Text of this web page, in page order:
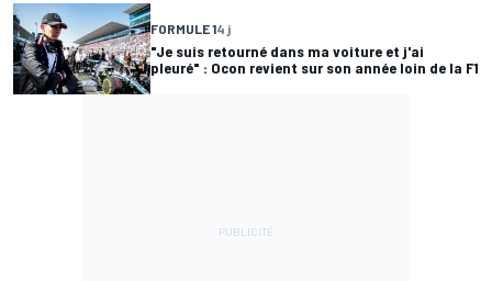
FORMULE 14 j
"Je suis retourné dans ma voiture et j'ai
pleuré" : Ocon revient sur son année loin de la F1